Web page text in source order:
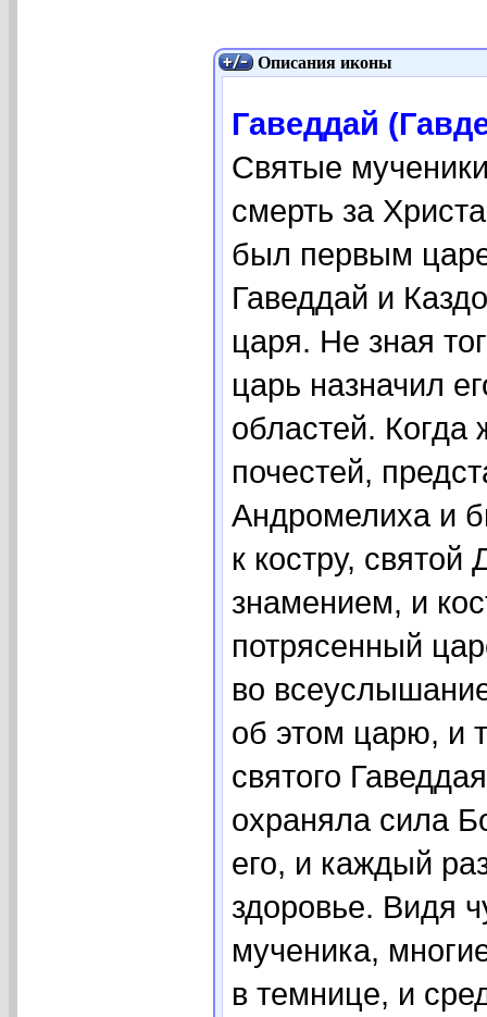
Описания иконы
Гаведдай
Святые
смерть за
был первым
Гаведдай и
царя. Не зная
царь назначил
областей.
почестей,
Андромелиха и
к костру,
знамением, и
потрясенный
во
об этом царю, и
святого
охраняла сила
его, и каждый
здоровье. Видя
мученика,
в темнице, и